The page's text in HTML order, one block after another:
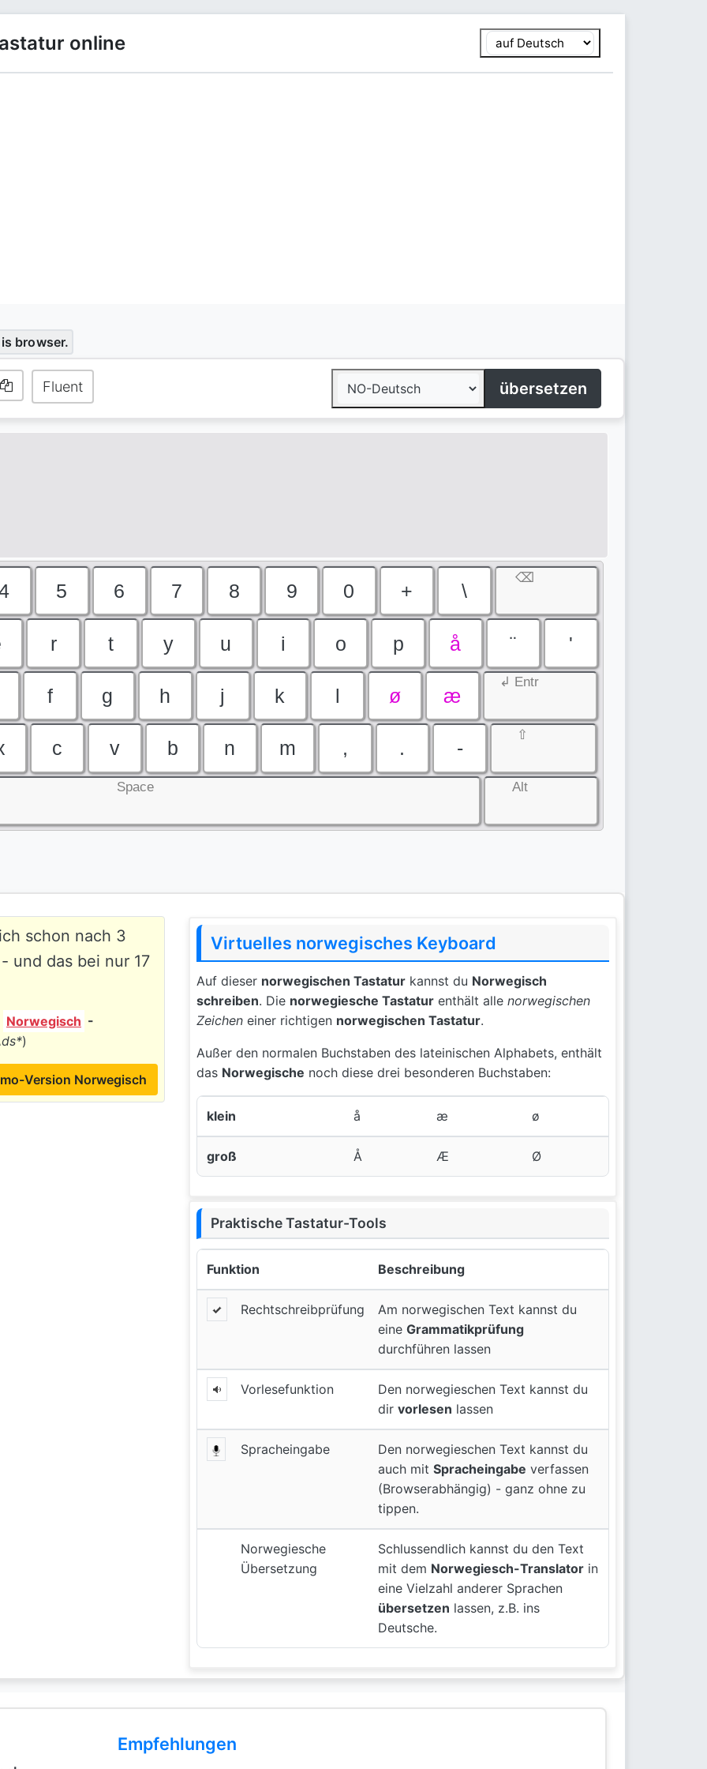
online
browser.
Fluent übersetzen
5 6 7 8 9 0 + \
⌫
r t y u i o p å ¨ '
f g h j k l ø æ
↲ Entr
c v b n m , . -
⇧
Space Alt
schon nach 3
und das bei nur 17
Norwegisch -
)
Version Norwegisch
Virtuelles norwegisches Keyboard
Auf dieser norwegischen Tastatur kannst du Norwegisch
schreiben. Die norwegiesche Tastatur enthält alle norwegischen
Zeichen einer richtigen norwegischen Tastatur.
Außer den normalen Buchstaben des lateinischen Alphabets, enthält
das Norwegische noch diese drei besonderen Buchstaben:
klein å æ ø
groß Å Æ Ø
Praktische Tastatur-Tools
Funktion Beschreibung
Rechtschreibprüfung
Am norwegischen Text kannst du
eineGrammatikprüfung
durchführen lassen
Vorlesefunktion
Den norwegieschen Text kannst du
dirvorlesen lassen
Spracheingabe
Den norwegieschen Text kannst du
auch mitSpracheingabe verfassen
(Browserabhängig) - ganz ohne zu
tippen.
Norwegiesche
Übersetzung
Schlussendlich kannst du den Text
mit dem Norwegiesch-Translator in
eine Vielzahl anderer Sprachen
übersetzen lassen, z.B. ins
Deutsche.
Empfehlungen